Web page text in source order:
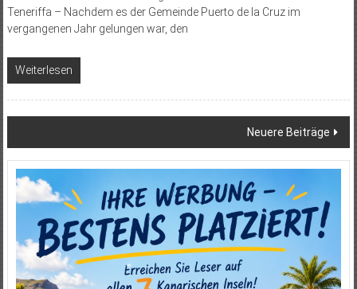
Teneriffa – Nachdem es der Gemeinde Puerto de la Cruz im
vergangenen Jahr gelungen war, den
Weiterlesen
Neuere Beiträge